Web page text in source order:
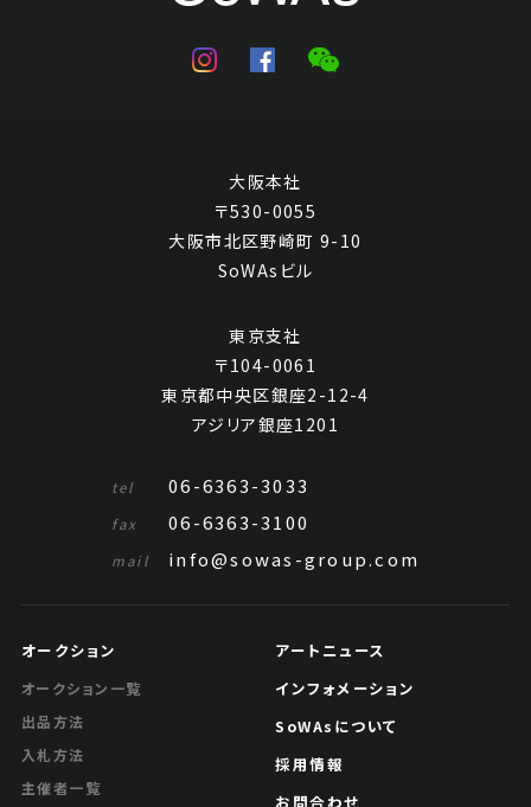
大阪本社
〒530-0055
大阪市北区野崎町 9-10
SoWAsビル
東京支社
〒104-0061
東京都中央区銀座2-12-4
アジリア銀座1201
tel 06-6363-3033
fax 06-6363-3100
mail info@sowas-group.com
オークション
オークション一覧
出品方法
入札方法
主催者一覧
アートニュース
インフォメーション
SoWAsについて
採用情報
お問合わせ